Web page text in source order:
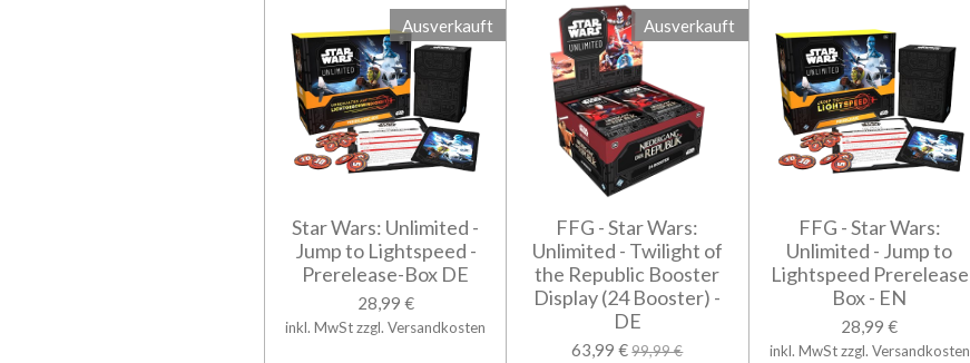
Ausverkauft
Star Wars: Unlimited -
Jump to Lightspeed -
Prerelease-Box DE
28,99 €
inkl. MwSt zzgl. Versandkosten
Ausverkauft
FFG - Star Wars:
Unlimited - Twilight of
the Republic Booster
Display (24 Booster) -
DE
63,99 € 99,99 €
FFG - Star Wars:
Unlimited - Jump to
Lightspeed Prerelease
Box - EN
28,99 €
inkl. MwSt zzgl. Versandkosten